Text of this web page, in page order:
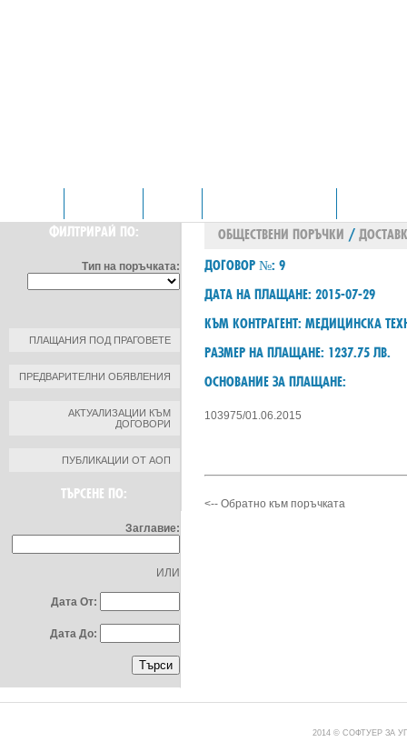
ФИЛТРИРАЙ ПО:
Тип на поръчката:
ПЛАЩАНИЯ ПОД ПРАГОВЕТЕ
ПРЕДВАРИТЕЛНИ ОБЯВЛЕНИЯ
АКТУАЛИЗАЦИИ КЪМ
ДОГОВОРИ
ПУБЛИКАЦИИ ОТ АОП
ТЪРСЕНЕ ПО:
Заглавие:
ИЛИ
Дата От:
Дата До:
ОБЩЕСТВЕНИ ПОРЪЧКИ /
ДОГОВОР №: 9
ДАТА НА ПЛАЩАНЕ: 2015-07-29
КЪМ КОНТРАГЕНТ: МЕДИЦИНСКА
РАЗМЕР НА ПЛАЩАНЕ: 1237.75 ЛВ.
ОСНОВАНИЕ ЗА ПЛАЩАНЕ:
103975/01.06.2015
<-- Обратно към поръчката
2014 © СОФТУЕР ЗА